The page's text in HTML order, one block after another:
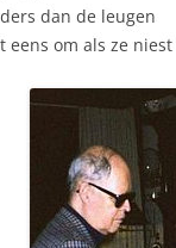
dan de leugen
eens om als ze niest